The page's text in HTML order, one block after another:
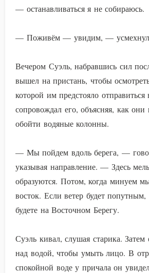
— останавливаться я не собираюсь.
— Поживём — увидим, —
Вечером Суэль, набравшись сил
вышел на пристань, чтобы
которой им предстояло отправиться
сопровождал его, объясняя, как
обойти водяные колонны.
— Мы пойдем вдоль берега, —
указывая направление. — Здесь
образуются. Потом, когда минуем
восток. Если ветер будет попутным,
будете на Восточном Берегу.
Суэль кивал, слушая старика. Затем
над водой, чтобы умыть лицо. В
спокойной воде у причала он